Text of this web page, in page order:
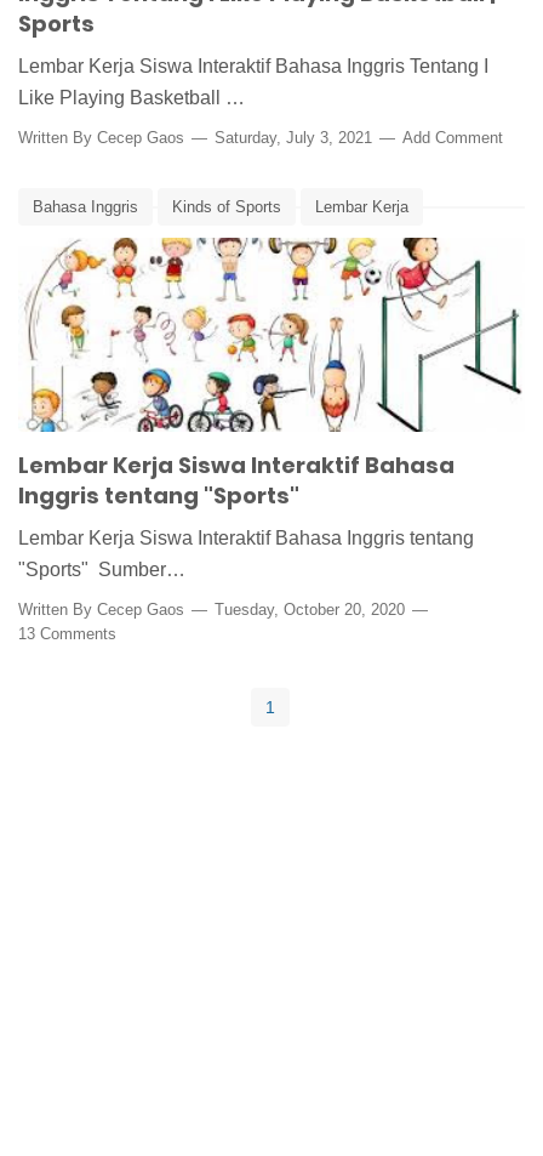
Sports
Lembar Kerja Siswa Interaktif Bahasa Inggris Tentang I
Like Playing Basketball …
Written By Cecep Gaos Saturday, July 3, 2021 Add Comment
Bahasa Inggris Kinds of Sports Lembar Kerja
Lembar Kerja Bahasa Inggris
Lembar Kerja Interaktif Bahasa Inggris Lembar Kerja Siswa
Lembar Kerja Siswa Interaktif Media Pembelajaran Sport
Sports
Lembar Kerja Siswa Interaktif Bahasa
Inggris tentang "Sports"
Lembar Kerja Siswa Interaktif Bahasa Inggris tentang
"Sports" Sumber…
Written By Cecep Gaos
Tuesday, October 20, 2020
13 Comments
1